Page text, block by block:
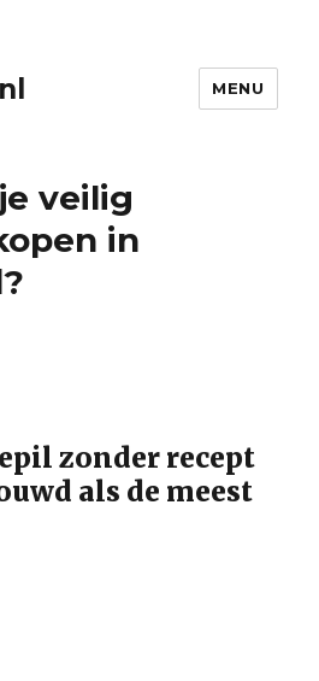
MENU
veilig
in
zonder recept
als de meest